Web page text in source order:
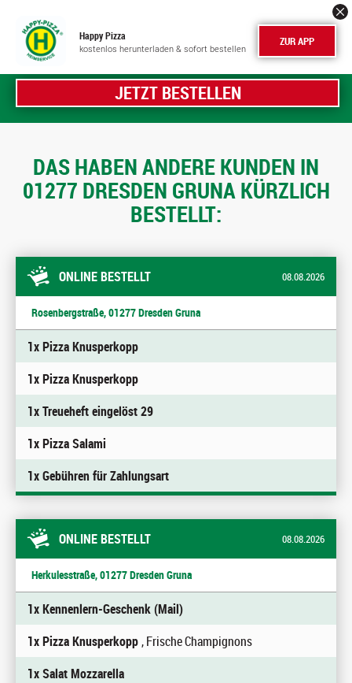
Happy Pizza
kostenlos herunterladen & sofort bestellen ZUR APP
JETZT BESTELLEN
DAS HABEN ANDERE KUNDEN IN
01277 DRESDEN GRUNA KÜRZLICH
BESTELLT:
ONLINE BESTELLT 08.08.2026
Rosenbergstraße, 01277 Dresden Gruna
1x Pizza Knusperkopp
1x Pizza Knusperkopp
1x Treueheft eingelöst 29
1x Pizza Salami
1x Gebühren für Zahlungsart
ONLINE BESTELLT 08.08.2026
Herkulesstraße, 01277 Dresden Gruna
1x Kennenlern-Geschenk (Mail)
1x Pizza Knusperkopp, Frische Champignons
1x Salat Mozzarella